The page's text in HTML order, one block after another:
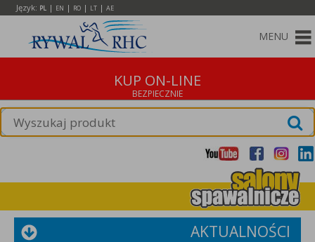
Język: PL | EN | RO | LT | AE
MENU
KUP ON-LINE
AKTUALNOŚCI